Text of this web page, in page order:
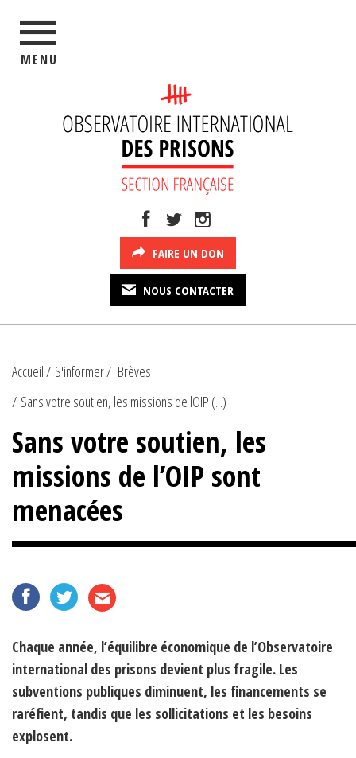
MENU
FAIRE UN DON
NOUS CONTACTER
Accueil S'informer
Brèves
Sans votre soutien, les missions de lOIP (...)
Sans votre soutien, les
missions de l’OIP sont
menacées
Chaque année, l’équilibre économique de l’Observatoire
international des prisons devient plus fragile. Les
subventions publiques diminuent, les financements se
raréfient, tandis que les sollicitations et les besoins
explosent.